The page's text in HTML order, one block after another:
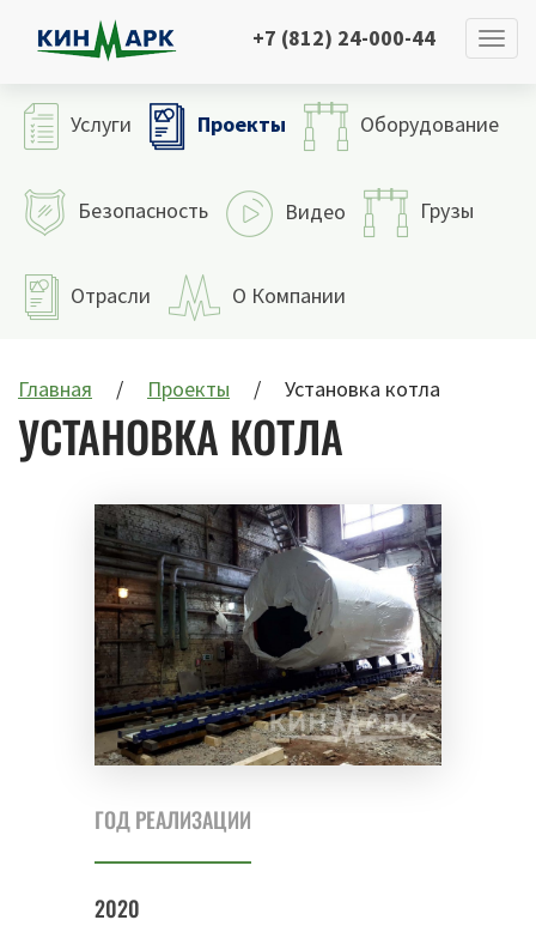
+7 (812) 24-000-44
Услуги Проекты Оборудование
Безопасность Видео Грузы
Отрасли О Компании
Главная Проекты Установка котла
УСТАНОВКА КОТЛА
ГОД РЕАЛИЗАЦИИ
2020